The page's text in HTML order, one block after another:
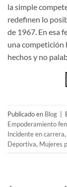
la simple
redefinen lo
de 1967. En esa
una competición
hechos y no
Publicado en Blog |
Empoderamiento
Incidente en carrera,
Deportiva, Mujeres